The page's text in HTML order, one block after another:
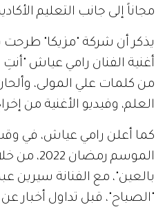
مجاناً إلى جانب التعليم
يذكر أن شركة "مزيكا" طرحت
أغنية الفنان رامي عياش
من كلمات علي المولى،
العلم، وفيديو الأغنية من
كما أعلن رامي عياش، في
الموسم
بالعين"، مع الفنانة سيرين
"الصباح"، قبل تداول أخبار